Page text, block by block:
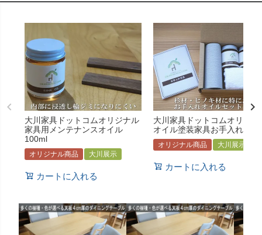
大川家具ドットコムオリジナル
家具用メンテナンスオイル
100ml
オリジナル商品 大川展示
カートに入れる
大川家具ドットコムオリジナ
オイル塗装家具お手入れセッ
オリジナル商品 大川展示
カートに入れる